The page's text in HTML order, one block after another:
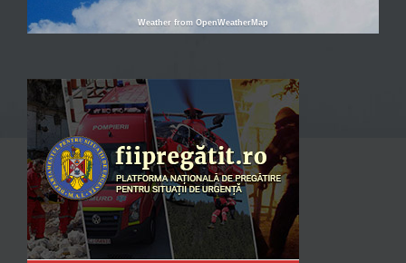
Weather from OpenWeatherMap